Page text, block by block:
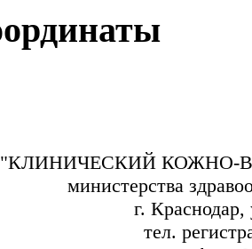
"КЛИНИЧЕСКИЙ КОЖНО-
министерства
г.
тел.